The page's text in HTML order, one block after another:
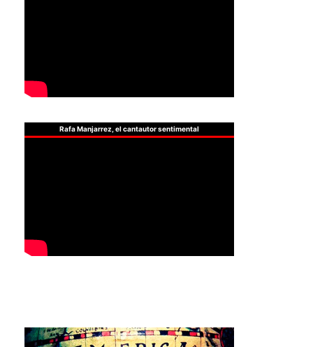
Rafa Manjarrez, el cantautor sentimental